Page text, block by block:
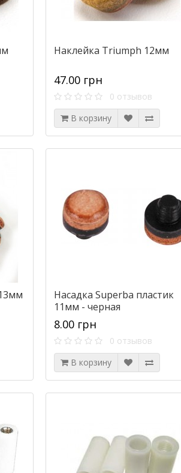
Наклейка Triumph 12мм
47.00 грн
0 отзывов
В корзину
Насадка Superba пластик
11мм - черная
8.00 грн
0 отзывов
В корзину